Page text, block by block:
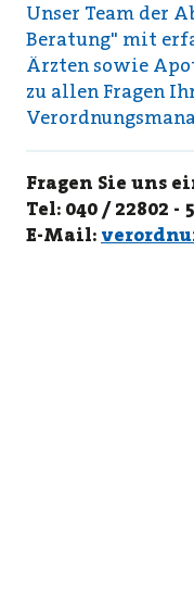
Unser Team der
Beratung" mit
Ärzten sowie
zu allen Fragen
Fragen Sie uns
Tel: 040 / 22802 -
E-Mail: